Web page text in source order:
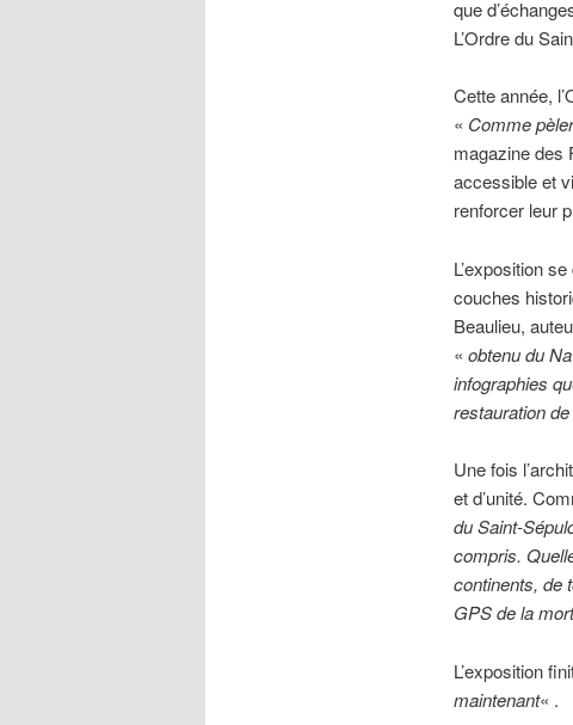
que
L’Ordre du
Cette année,
« Comme
magazine des
accessible et
renforcer leur
L’exposition
couches
Beaulieu,
« obtenu du
infographies
restauration de
Une fois
et d’unité.
du Saint-
compris.
continents, de
GPS de la
L’exposition
maintenant« .